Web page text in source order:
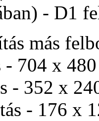
- D1
más
- 704 x 480
- 352 x
- 176 x